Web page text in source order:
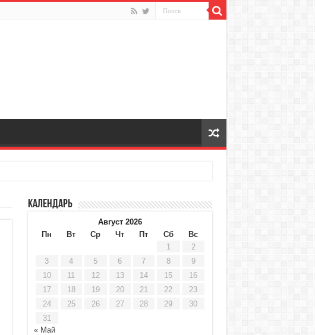
Календарь
Август 2026
Пн
Вт Ср Чт Пт Сб
Вс
1
2
3
4 5 6 7 8
9
10
11 12 13 14 15
16
17
18 19 20 21 22
23
24
25 26 27 28 29
30
31
« Май